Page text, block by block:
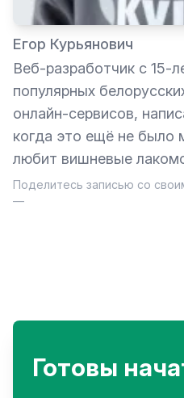
Егор Курьянович
Веб-разработчик с 15-
популярных
онлайн-сервисов,
когда это ещё не было
любит вишневые
Поделитесь записью со
—
Готовы